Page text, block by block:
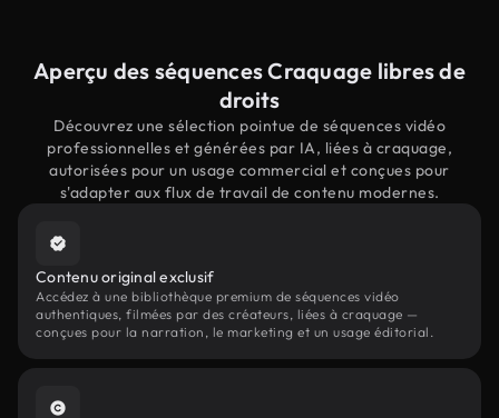
Aperçu des séquences Craquage libres de
droits
Découvrez une sélection pointue de séquences vidéo
professionnelles et générées par IA, liées à craquage,
autorisées pour un usage commercial et conçues pour
s'adapter aux flux de travail de contenu modernes.
Contenu original exclusif
Accédez à une bibliothèque premium de séquences vidéo
authentiques, filmées par des créateurs, liées à craquage —
conçues pour la narration, le marketing et un usage éditorial.